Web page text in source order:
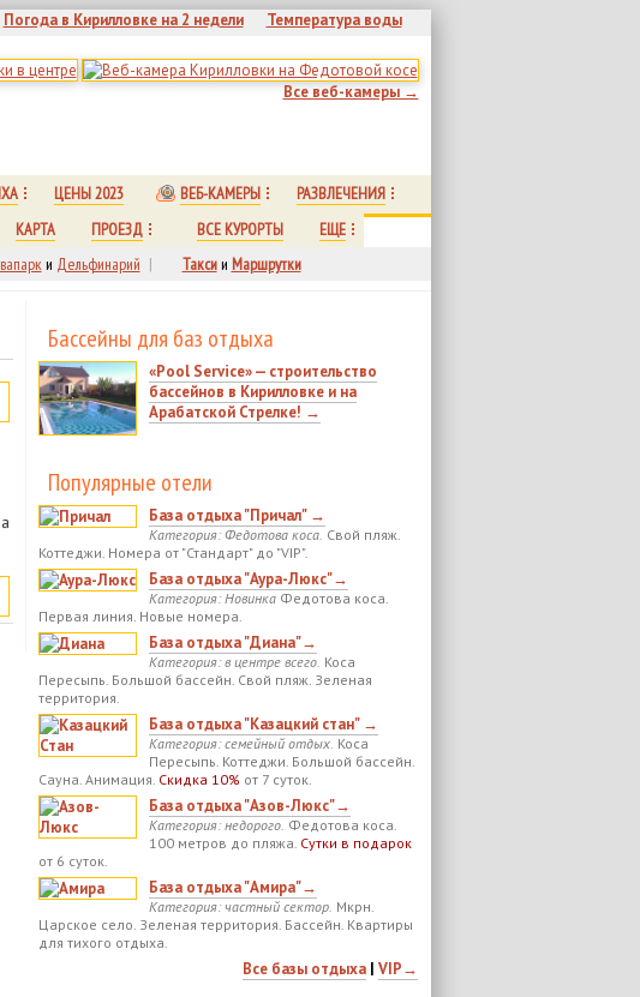
Погода в Кирилловке на 2 недели
Температура воды
Все веб-камеры →
ЦЕНЫ 2023 ВЕБ-КАМЕРЫ
РАЗВЛЕЧЕНИЯ
КАРТА ПРОЕЗД ВСЕ КУРОРТЫ
ЕЩЕ
и Дельфинарий | Таксии Маршрутки
Бассейны для баз отдыха
«Pool Service» — строительство
бассейнов в Кирилловке и на
Арабатской Стрелке! →
Популярные отели
База отдыха "Причал" →
Категория: Федотова коса. Свой пляж.
Коттеджи. Номера от "Стандарт" до "VIP".
База отдыха "Аура-Люкс"→
Категория: НовинкаФедотова коса.
Первая линия. Новые номера.
База отдыха "Диана"→
Категория: в центре всего. Коса
Пересыпь. Большой бассейн. Свой пляж. Зеленая
территория.
База отдыха "Казацкий стан" →
Категория: семейный отдых. Коса
Пересыпь. Коттеджи. Большой бассейн.
Сауна. Анимация. Скидка 10% от 7 суток.
База отдыха "Азов-Люкс"→
Категория: недорого. Федотова коса.
100 метров до пляжа. Сутки в подарок
от 6 суток.
База отдыха "Амира"→
Категория: частный сектор. Мкрн.
Царское село. Зеленая территория. Бассейн. Квартиры
для тихого отдыха.
Все базы отдыха| VIP→